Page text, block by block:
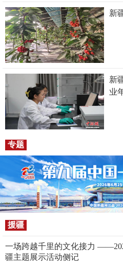
新
新
业
专题
援疆
一场跨越千里的文化接力
疆主题展示活动侧记